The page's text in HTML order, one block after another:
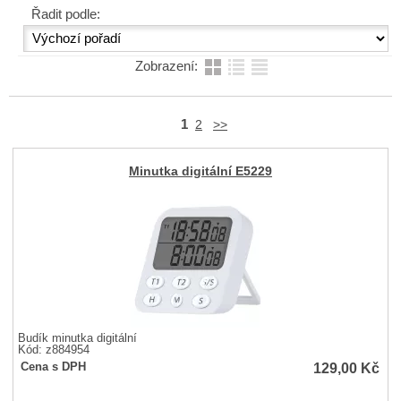
Řadit podle:
Zobrazení:
1 2 >>
Minutka digitální E5229
Budík minutka digitální
Kód: z884954
Cena s DPH
129,00 Kč